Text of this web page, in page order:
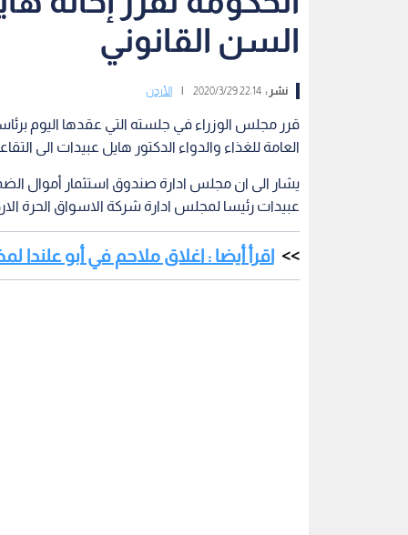
السن القانوني
نشر :22:14 2020/3/29 الأردن
قرر مجلس الوزراء في جلسته التي عقدها اليوم
العامة للغذاء والدواء الدكتور هايل عبيدات الى التقاعد
يشار الى ان مجلس ادارة صندوق استثمار أموال
عبيدات رئيسا لمجلس ادارة شركة الاسواق الحرة
اقرأ أيضا : اغلاق ملاحم في أبو